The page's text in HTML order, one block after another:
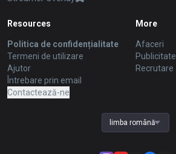
Resources
Politica de confidențialitate
Termeni de utilizare
Ajutor
Întrebare prin email
Contactează-ne
More
Afaceri
Publicitate
Recrutare
limba română